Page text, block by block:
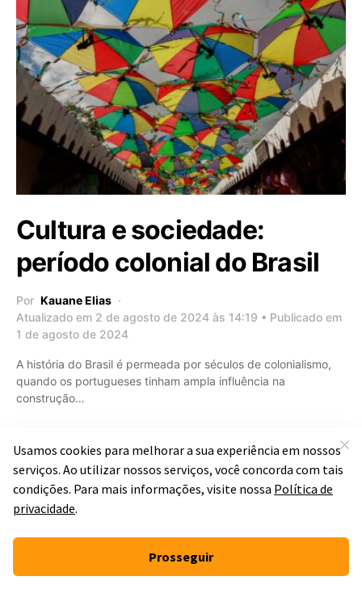
Cultura e sociedade:
período colonial do Brasil
Por Kauane Elias
Atualizado em 2 de agosto de 2024 às 14:19 • Publicado em
1 de agosto de 2024
A história do Brasil é permeada por séculos de colonialismo,
quando os portugueses tinham ampla influência na
construção…
S SOCIOLOGIA